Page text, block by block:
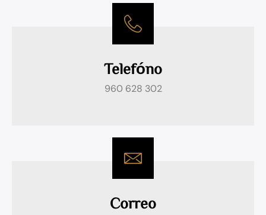
Telefóno
960 628 302
Correo